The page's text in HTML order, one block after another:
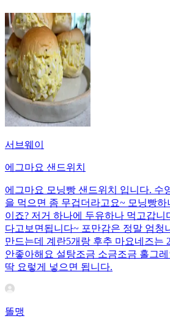
서브웨이
에그마요 샌드위치
에그마요 모닝빵 샌드위치 입니다. 수
을 먹으면 좀 무겁더라고요~ 모닝빵하
이죠? 저거 하나에 두유하나 먹고갑니
다고보면됩니다~ 포만감은 정말 엄청
만드는데 계란5개랑 후추 마요네즈는
안좋아해요 설탕조금 소금조금 홀그
딱 요렇게 넣으면 됩니다.
똘맹